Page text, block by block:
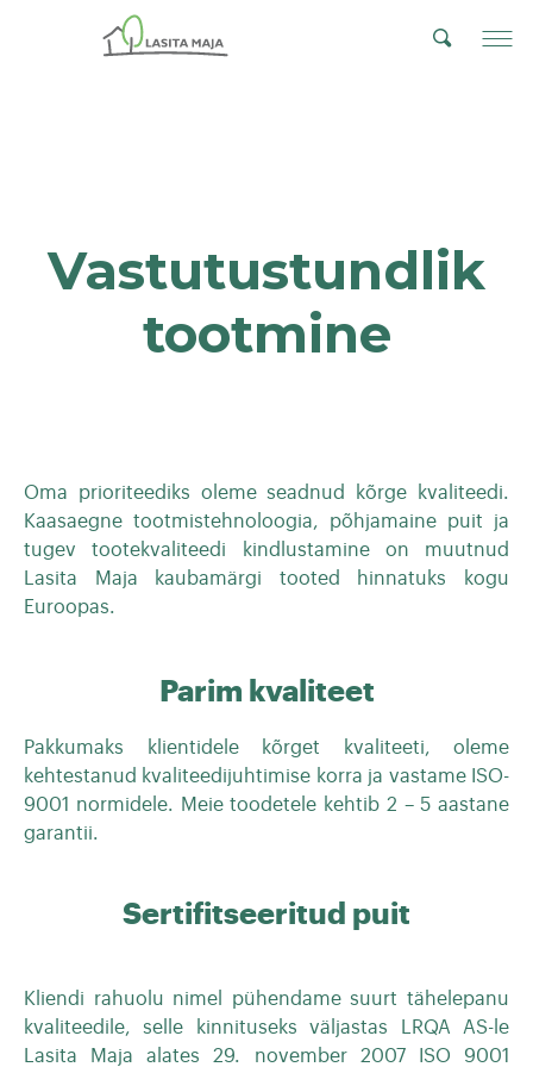
Vastutustundlik
tootmine
Oma prioriteediks oleme seadnud kõrge kvaliteedi.
Kaasaegne tootmistehnoloogia, põhjamaine puit ja
tugev tootekvaliteedi kindlustamine on muutnud
Lasita Maja kaubamärgi tooted hinnatuks kogu
Euroopas.
Parim kvaliteet
Pakkumaks klientidele kõrget kvaliteeti, oleme
kehtestanud kvaliteedijuhtimise korra ja vastame ISO-
9001 normidele. Meie toodetele kehtib 2 – 5 aastane
garantii.
Sertifitseeritud puit
Kliendi rahuolu nimel pühendame suurt tähelepanu
kvaliteedile, selle kinnituseks väljastas LRQA AS-le
Lasita Maja alates 29. november 2007 ISO 9001